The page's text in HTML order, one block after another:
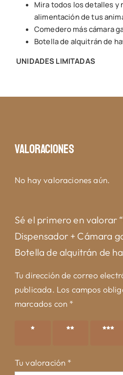
Mira todos los detalles y
alimentación de tus
Comedero más cámara
Botella de alquitrán de
UNIDADES LIMITADAS
Valoraciones
No hay valoraciones aún.
Sé el primero en valorar
Dispensador + Cámara
Botella de alquitrán de
Tu dirección de correo
publicada. Los campos
marcados con *
1 de 5
2 de 5
3 de 5
Tu valoración *